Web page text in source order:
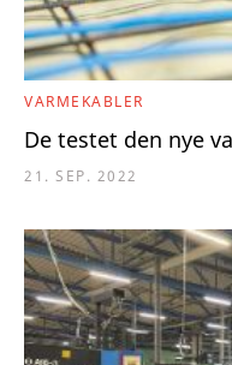
VARMEKABLER
De testet den nye
21. SEP. 2022